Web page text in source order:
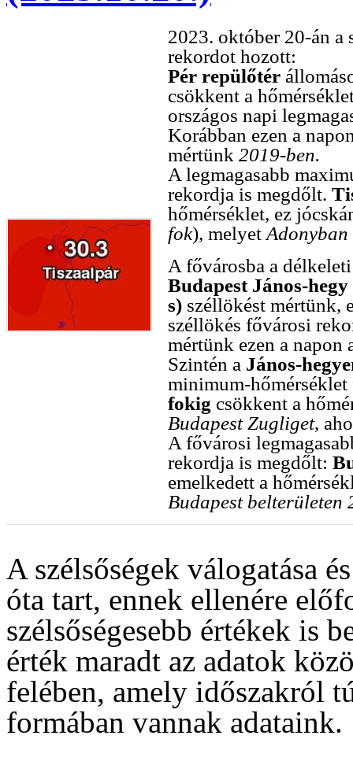
2023. október 20-án a
rekordot hozott:
Pér repülőtér
csökkent a
országos napi
Korábban ezen a
mértünk 2019-ben.
A legmagasabb
rekordja is megdőlt.
hőmérséklet, ez
fok), melyet Adonyban
A fővárosba a
Budapest János-hegy
s) széllökést mértünk,
széllökés fővárosi
mértünk ezen a napon
Szintén a János-
minimum-
fokig csökkent a
Budapest Zugliget,
A fővárosi
rekordja is megdőlt:
emelkedett a
Budapest belterületen
A szélsőségek válogatása
óta tart, ennek ellenére
szélsőségesebb értékek is
érték maradt az adatok
felében, amely időszakról
formában vannak adataink.